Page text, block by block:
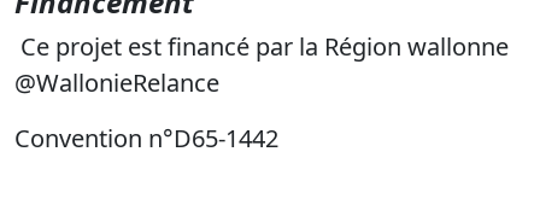
Ce projet est financé par la Région wallonne
@WallonieRelance
Convention n°D65-1442